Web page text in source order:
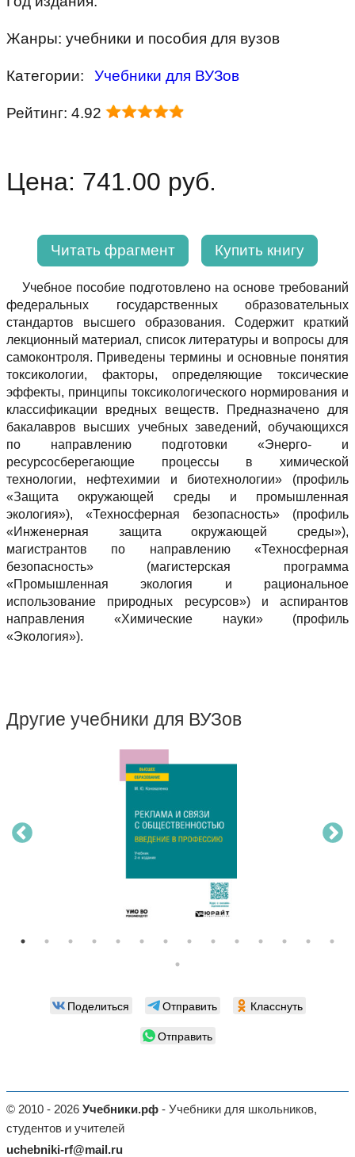
Жанры: учебники и пособия для вузов
Категории: Учебники для ВУЗов
Рейтинг: 4.92
Цена: 741.00 руб.
Читать фрагмент Купить книгу
Учебное пособие подготовлено на основе требований
федеральных государственных образовательных
стандартов высшего образования. Содержит краткий
лекционный материал, список литературы и вопросы для
самоконтроля. Приведены термины и основные понятия
токсикологии, факторы, определяющие токсические
эффекты, принципы токсикологического нормирования и
классификации вредных веществ. Предназначено для
бакалавров высших учебных заведений, обучающихся
по направлению подготовки «Энерго- и
ресурсосберегающие процессы в химической
технологии, нефтехимии и биотехнологии» (профиль
«Защита окружающей среды и промышленная
экология»), «Техносферная безопасность» (профиль
«Инженерная защита окружающей среды»),
магистрантов по направлению «Техносферная
безопасность» (магистерская программа
«Промышленная экология и рациональное
использование природных ресурсов») и аспирантов
направления «Химические науки» (профиль
«Экология»).
Другие учебники для ВУЗов
Поделиться Отправить
Класснуть
Отправить
© 2010 - 2026 Учебники.рф - Учебники для школьников,
студентов и учителей
uchebniki-rf@mail.ru